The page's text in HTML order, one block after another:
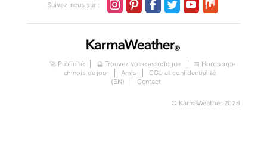
Suivez-nous sur :
🚀 Publicité 🔮 Trouvez votre astrologue
📅 Horoscope
chinois du jour
Amis
CGU et confidentialité
(EN)
Contact
© KarmaWeather 2026